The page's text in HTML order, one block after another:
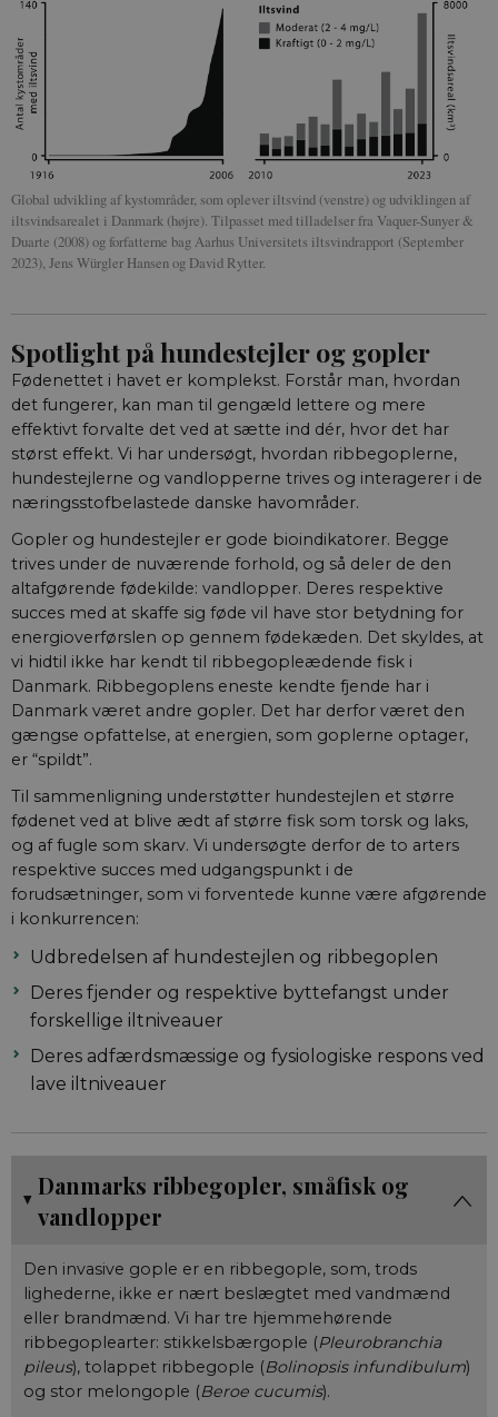
Global udvikling af kystområder, som oplever iltsvind (venstre) og udviklingen af
iltsvindsarealet i Danmark (højre). Tilpasset med tilladelser fra Vaquer-Sunyer &
Duarte (2008) og forfatterne bag Aarhus Universitets iltsvindrapport (September
2023), Jens Würgler Hansen og David Rytter.
Spotlight på hundestejler og gopler
Fødenettet i havet er komplekst. Forstår man, hvordan
det fungerer, kan man til gengæld lettere og mere
effektivt forvalte det ved at sætte ind dér, hvor det har
størst effekt. Vi har undersøgt, hvordan ribbegoplerne,
hundestejlerne og vandlopperne trives og interagerer i de
næringsstofbelastede danske havområder.
Gopler og hundestejler er gode bioindikatorer. Begge
trives under de nuværende forhold, og så deler de den
altafgørende fødekilde: vandlopper. Deres respektive
succes med at skaffe sig føde vil have stor betydning for
energiover­førslen op gennem fødekæden. Det skyldes, at
vi hidtil ikke har kendt til ribbegopleædende fisk i
Danmark. Ribbegoplens eneste kendte fjende har i
Danmark været andre gopler. Det har derfor været den
gængse opfattelse, at energien, som goplerne optager,
er “spildt”.
Til sammenligning understøtter hundestejlen et større
fødenet ved at blive ædt af større fisk som torsk og laks,
og af fugle som skarv. Vi undersøgte derfor de to arters
respektive succes med udgangspunkt i de
forudsætninger, som vi forventede kunne være afgørende
i konkurrencen:
Udbredelsen af hundestejlen og ribbegoplen
Deres fjender og respektive byttefangst under
forskellige iltniveauer
Deres adfærdsmæssige og fysiologiske respons ved
lave iltniveauer
Danmarks ribbegopler, småfisk og
vandlopper
Den invasive gople er en ribbegople, som, trods
lighederne, ikke er nært beslægtet med vandmænd
eller brandmænd. Vi har tre hjemmehørende
ribbegoplearter: stikkelsbærgople (Pleurobranchia
pileus), tolappet ribbegople (Bolinopsis infundibulum)
og stor melongople (Beroe cucumis).